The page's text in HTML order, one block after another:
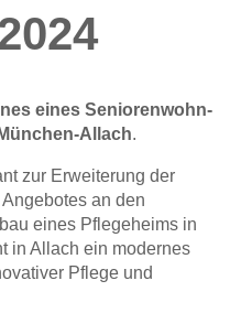
eines Seniorenwohn-
Allach.
zur Erweiterung der
an den
eines Pflegeheims in
in Allach ein modernes
Pflege und